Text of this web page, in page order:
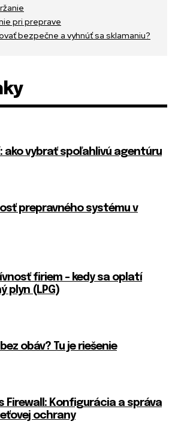
pri preprave
bezpečne a vyhnúť sa sklamaniu?
ako vybrať spoľahlivú agentúru
prepravného systému v
firiem – kedy sa oplatí
plyn (LPG)
obáv? Tu je riešenie
Firewall: Konfigurácia a správa
ochrany